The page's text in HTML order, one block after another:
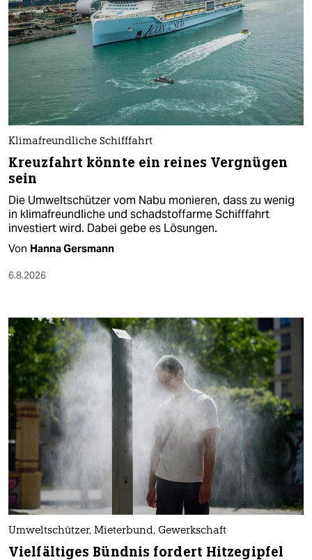
Klimafreundliche Schifffahrt
Kreuzfahrt könnte ein reines Vergnügen
sein
Die Umweltschützer vom Nabu monieren, dass zu wenig
in klimafreundliche und schadstoffarme Schifffahrt
investiert wird. Dabei gebe es Lösungen.
Von Hanna Gersmann
6.8.2026
Umweltschützer, Mieterbund, Gewerkschaft
Vielfältiges Bündnis fordert Hitzegipfel